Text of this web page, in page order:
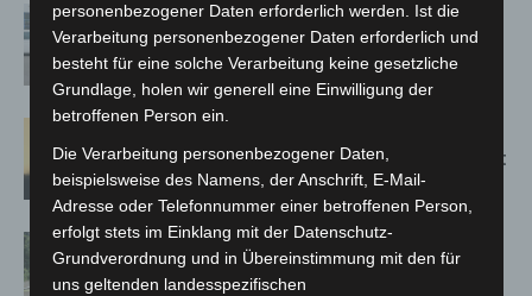
Niedersachsen: Feuerwehrkräfte
kehren nach Waldbrandeinsatz aus
Spanien zurück
Population in Niedersachsen entdeckt
Brand im „Haus der Begegnung“ in
Neuwarmbüchen schnell eingedämmt
personenbezogener Daten erforderlich werden. Ist die
Verarbeitung personenbezogener Daten erforderlich und
besteht für eine solche Verarbeitung keine gesetzliche
Grundlage, holen wir generell eine Einwilligung der
betroffenen Person ein.
Die Verarbeitung personenbezogener Daten,
beispielsweise des Namens, der Anschrift, E-Mail-
Adresse oder Telefonnummer einer betroffenen Person,
erfolgt stets im Einklang mit der Datenschutz-
Grundverordnung und in Übereinstimmung mit den für
uns geltenden landesspezifischen